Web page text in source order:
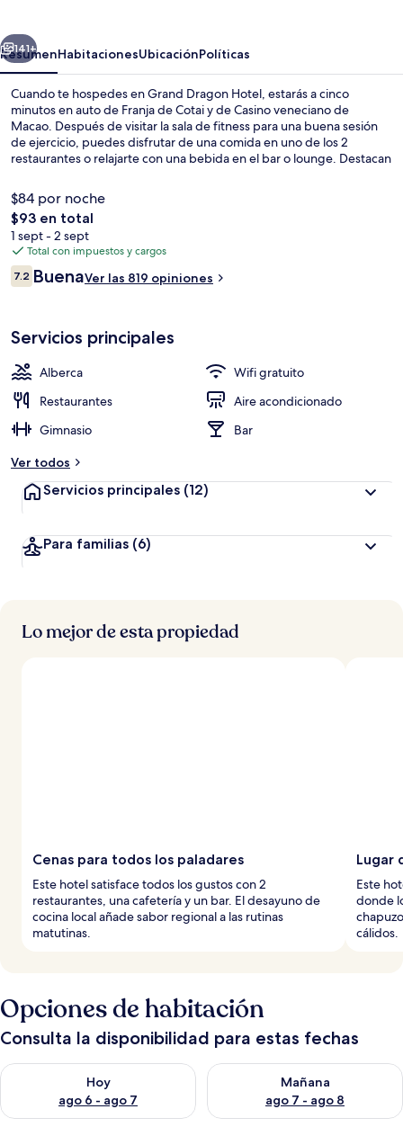
Siguiente
141+
ResumenHabitacionesUbicaciónPolíticas
Cuando te hospedes en Grand Dragon Hotel, estarás a cinco
minutos en auto de Franja de Cotai y de Casino veneciano de
Macao. Después de visitar la sala de fitness para una buena sesión
de ejercicio, puedes disfrutar de una comida en uno de los 2
restaurantes o relajarte con una bebida en el bar o lounge. Destacan
visitantes les gusta la condición en general. Hay opciones de
transporte público a una corta distancia a pie: Jockey Club Station
está a 7 minutos y Stadium Station está a 8 minutos.
$84 por noche
El
precio
total
es
de
$93 en total
1 sept - 2 sept
Total con impuestos y cargos
Opiniones
7.27.2 de 10,
BuenaVer las 819 opiniones
Servicios principales
Alberca
Wifi gratuito
Restaurantes
Aire acondicionado
Gimnasio
Bar
Ver todos
Servicios principales (12)
Para familias (6)
Lo mejor de esta propiedad
Cenas para todos los paladares
Este hotel satisface todos los gustos con 2
restaurantes, una cafetería y un bar. El desayuno de
cocina local añade sabor regional a las rutinas
matutinas.
Lugar
Este
donde
cálidos.
Opciones de habitación
Consulta la disponibilidad para estas fechas
Hoy
ago 6 - ago 7
Consulta la disponibilidad para hoy ago 6 - ago 7
Mañana
ago 7 - ago 8
Consulta la disponibilidad